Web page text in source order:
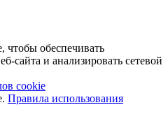
обеспечивать
сайта и анализировать сетевой
cookie
Правила использования